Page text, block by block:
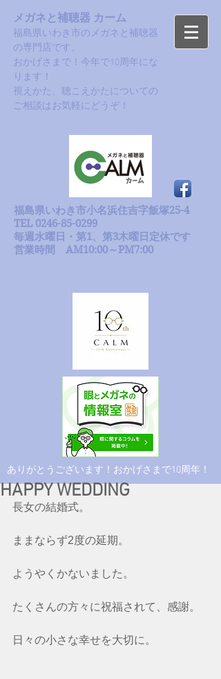
メガネと補聴器 カーム
福島県いわき市のメガネと補聴器
の専門店です。
おかげさまで！今年で10周年にな
ります！​
​視えかた、聴こえかたについての
ご相談はお気軽にどうぞ！
福島県いわき市小名浜住吉字飯塚25-4
TEL 0246-85-0299
毎週水曜日・第1、第3木曜日定休です
​営業時間 AM10:00～PM7:00
​ありがとうございます！おかげさまで10周年！
HAPPY WEDDING
長女の結婚式。
ままならず2度の延期。
ようやくかないました。
たくさんの方々に祝福されて、感謝。
日々の小さな幸せを大切に。